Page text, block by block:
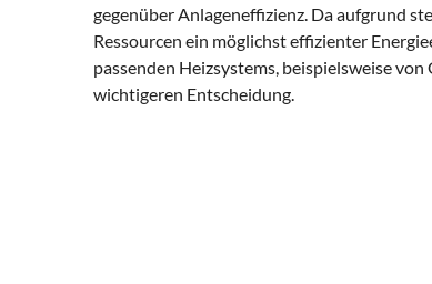
gegenüber Anlageneffizienz. Da aufgrund
Ressourcen ein möglichst effizienter
passenden Heizsystems, beispielsweise
wichtigeren Entscheidung.